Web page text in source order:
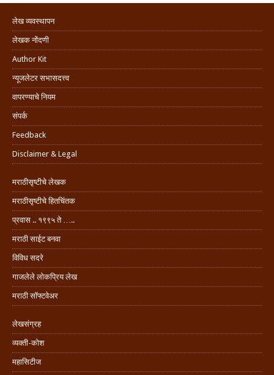
लेख व्यवस्थापन
लेखक नोंदणी
Author Kit
न्यूजलेटर सभासदत्त्व
वापरण्याचे नियम
संपर्क
Feedback
Disclaimer & Legal
मराठीसृष्टीचे लेखक
मराठीसृष्टीचे हितचिंतक
प्रवास .. १९९५ ते …..
मराठी साईट बनवा
विविध सदरे
गाजलेले लोकप्रिय लेख
मराठी सॉफ्टवेअर
लेखसंग्रह
व्यक्ती-कोश
महासिटीज